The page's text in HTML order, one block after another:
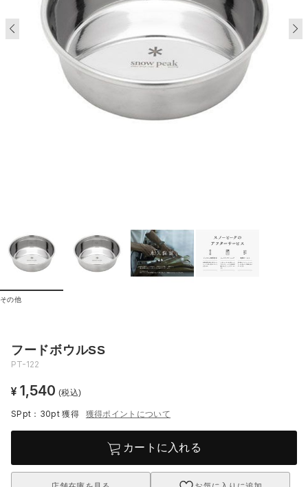
その他
フードボウルSS
PT-122
¥ 1,540 (税込)
SPpt：30pt獲得 獲得ポイントについて
カートに入れる